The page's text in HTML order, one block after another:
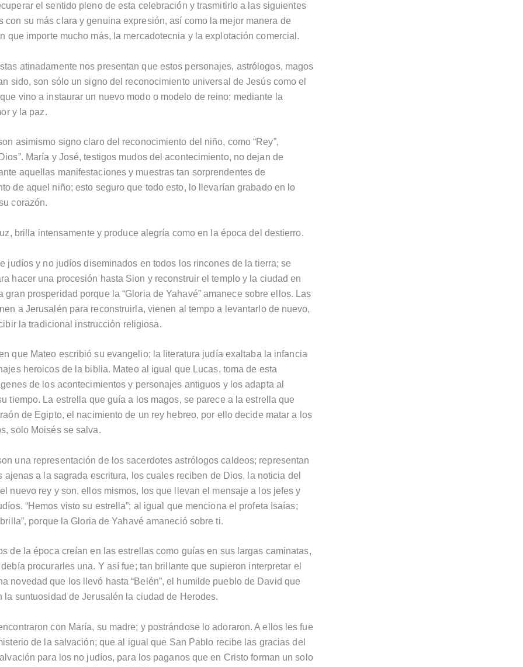
el sentido pleno de esta celebración y trasmitirlo a las siguientes
con su más clara y genuina expresión, así como la mejor manera de
que importe mucho más, la mercadotecnia y la explotación comercial.
atinadamente nos presentan que estos personajes, astrólogos, magos
sido, son sólo un signo del reconocimiento universal de Jesús como el
vino a instaurar un nuevo modo o modelo de reino; mediante la
y la paz.
asimismo signo claro del reconocimiento del niño, como “Rey”,
María y José, testigos mudos del acontecimiento, no dejan de
aquellas manifestaciones y muestras tan sorprendentes de
de aquel niño; esto seguro que todo esto, lo llevarían grabado en lo
corazón.
brilla intensamente y produce alegría como en la época del destierro.
judíos y no judíos diseminados en todos los rincones de la tierra; se
hacer una procesión hasta Sion y reconstruir el templo y la ciudad en
gran prosperidad porque la “Gloria de Yahavé” amanece sobre ellos. Las
a Jerusalén para reconstruirla, vienen al tempo a levantarlo de nuevo,
la tradicional instrucción religiosa.
que Mateo escribió su evangelio; la literatura judía exaltaba la infancia
heroicos de la biblia. Mateo al igual que Lucas, toma de esta
de los acontecimientos y personajes antiguos y los adapta al
tiempo. La estrella que guía a los magos, se parece a la estrella que
de Egipto, el nacimiento de un rey hebreo, por ello decide matar a los
solo Moisés se salva.
una representación de los sacerdotes astrólogos caldeos; representan
ajenas a la sagrada escritura, los cuales reciben de Dios, la noticia del
nuevo rey y son, ellos mismos, los que llevan el mensaje a los jefes y
“Hemos visto su estrella”; al igual que menciona el profeta Isaías;
porque la Gloria de Yahavé amaneció sobre ti.
de la época creían en las estrellas como guías en sus largas caminatas,
procurarles una. Y así fue; tan brillante que supieron interpretar el
novedad que los llevó hasta “Belén”, el humilde pueblo de David que
la suntuosidad de Jerusalén la ciudad de Herodes.
con María, su madre; y postrándose lo adoraron. A ellos les fue
de la salvación; que al igual que San Pablo recibe las gracias del
para los no judíos, para los paganos que en Cristo forman un solo